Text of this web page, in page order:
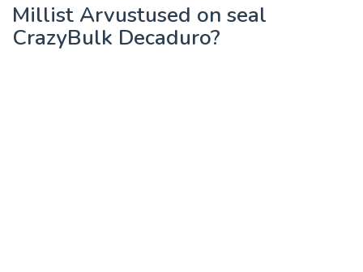
Millist Arvustused on seal
CrazyBulk Decaduro?